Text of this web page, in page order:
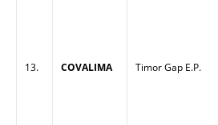
13. COVALIMA Timor Gap E.P.